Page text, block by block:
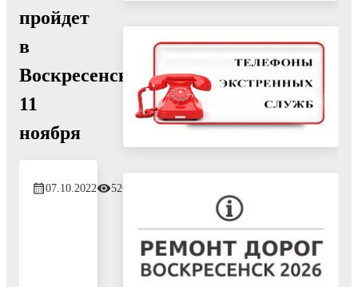
пройдет
в
Воскресенске
11
ноября
07.10.2022 526